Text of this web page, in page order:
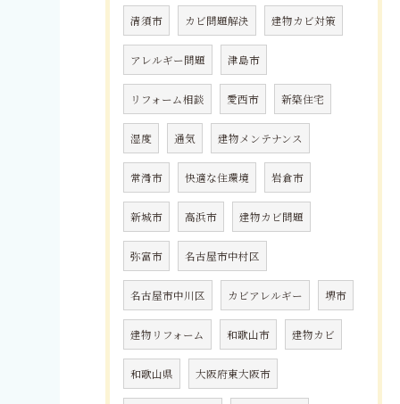
清須市 カビ問題解決 建物カビ対策
アレルギー問題 津島市
リフォーム相談 愛西市 新築住宅
湿度 通気 建物メンテナンス
常滑市 快適な住環境 岩倉市
新城市 高浜市 建物カビ問題
弥富市 名古屋市中村区
名古屋市中川区 カビアレルギー 堺市
建物リフォーム 和歌山市 建物カビ
和歌山県 大阪府東大阪市